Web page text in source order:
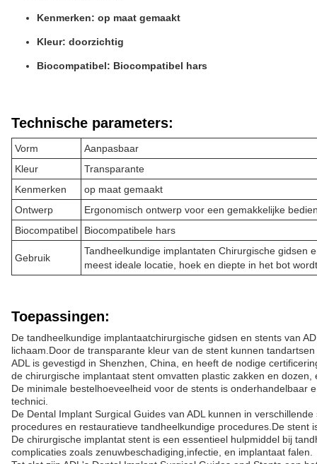
Kenmerken: op maat gemaakt
Kleur: doorzichtig
Biocompatibel: Biocompatibel hars
Technische parameters:
Vorm
Aanpasbaar
Kleur
Transparante
Kenmerken
op maat gemaakt
Ontwerp
Ergonomisch ontwerp voor een gemakkelijke
Biocompatibel
Biocompatibele hars
Gebruik
Tandheelkundige implantaten Chirurgische gidsen
meest ideale locatie, hoek en diepte in het bot
Toepassingen:
De tandheelkundige implantaatchirurgische gidsen en stents van
lichaam.Door de transparante kleur van de stent kunnen
ADL is gevestigd in Shenzhen, China, en heeft de nodige
de chirurgische implantaat stent omvatten plastic zakken en dozen,
De minimale bestelhoeveelheid voor de stents is onderhandelbaar
technici.
De Dental Implant Surgical Guides van ADL kunnen in
procedures en restauratieve tandheelkundige procedures.De
De chirurgische implantat stent is een essentieel hulpmiddel bij
complicaties zoals zenuwbeschadiging,infectie, en implantaat falen.